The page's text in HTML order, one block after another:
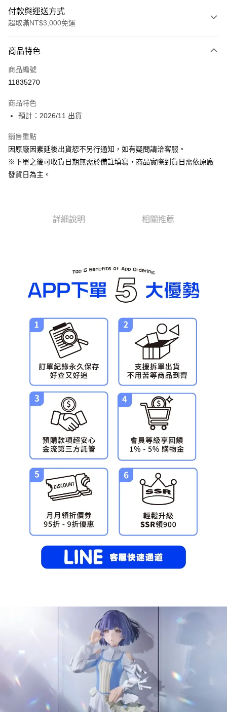
付款與運送方式
超取滿NT$3,000免運
信用卡一次付款
超商取貨付款
ATM付款
運送方式
預購-全家取貨付款(舊)
預購-7-11取貨付款(舊)
每筆NT$90，滿NT$3,000(含以上)免運費
預購-宅配(舊)
每筆NT$120，滿NT$3,000(含以上)免運費
預購-宅配(離島)(舊)
每筆NT$160，滿NT$3,000(含以上)免運費
東海門市自取，需自備購物袋取貨唷。
商品特色
商品編號
11835270
商品特色
預計：2026/11 出貨
銷售重點
因原廠因素延後出貨恕不另行通知，如有疑問請洽客服。
※下單之後可收貨日期無需於備註填寫，商品實際到貨日需依原廠
發貨日為主。
詳細說明 相關推薦